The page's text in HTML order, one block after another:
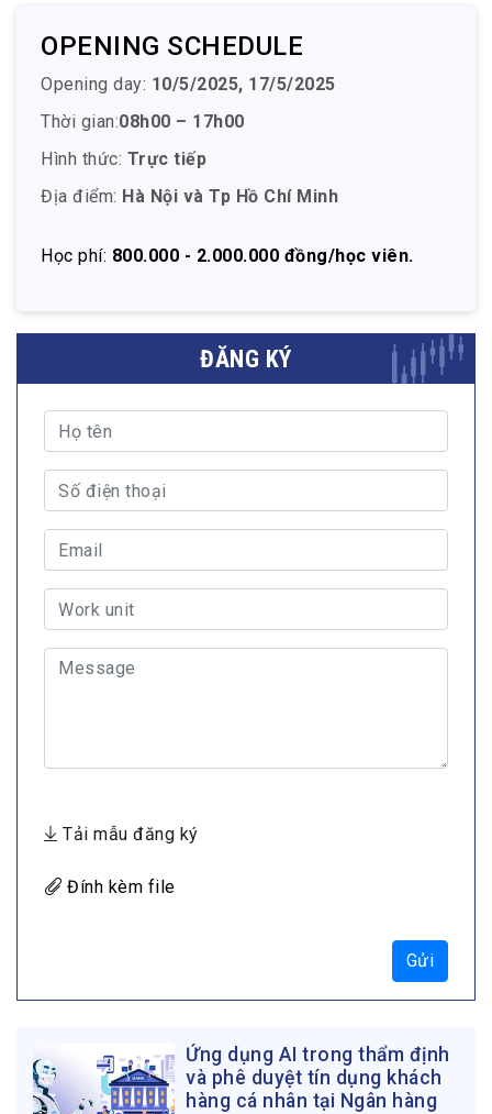
OPENING SCHEDULE
Opening day: 10/5/2025, 17/5/2025
Thời gian:08h00 – 17h00
Hình thức: Trực tiếp
Địa điểm: Hà Nội và Tp Hồ Chí Minh
Học phí: 800.000 - 2.000.000 đồng/học viên.
ĐĂNG KÝ
Tải mẫu đăng ký
Đính kèm file
Gửi
Ứng dụng AI trong thẩm định
và phê duyệt tín dụng khách
hàng cá nhân tại Ngân hàng